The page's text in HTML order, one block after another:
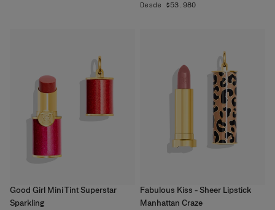
Desde $53.980
Good Girl Mini Tint Superstar
Sparkling
Fabulous Kiss - Sheer Lipstick
Manhattan Craze